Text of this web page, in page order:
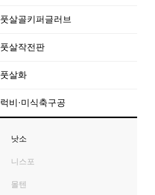
풋살골키퍼글러브
풋살작전판
풋살화
럭비·미식축구공
낫소
니스포
몰텐